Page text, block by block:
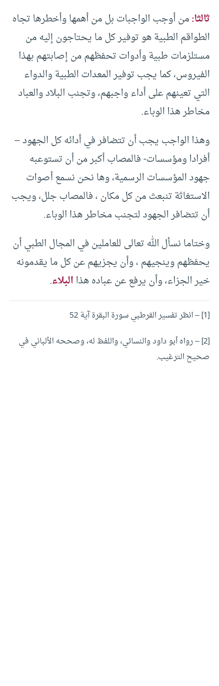
ثالثا:من أوجب الواجبات بل من أهمها وأخطرها تجاه
الطواقم الطبية هو توفير كل ما يحتاجون إليه من
مستلزمات طبية وأدوات تحفظهم من إصابتهم بهذا
الفيروس، كما يجب توفير المعدات الطبية والدواء
التي تعينهم على أداء واجبهم، وتجنب البلاد والعباد
مخاطر هذا الوباء.
وهذا الواجب يجب أن تتضافر في أدائه كل الجهود –
أفرادا ومؤسسات- فالمصاب أكبر من أن تستوعبه
جهود المؤسسات الرسمية، وها نحن نسمع أصوات
الاستغاثة تنبعث من كل مكان ، فالمصاب جلل، ويجب
أن تتضافر الجهود لتجنب مخاطر هذا الوباء.
وختاما نسأل الله تعالى للعاملين في المجال الطبي أن
يحفظهم وينجيهم ، وأن يجزيهم عن كل ما يقدمونه
خير الجزاء، وأن يرفع عن عباده هذاالبلاء.
[1] – انظر تفسير القرطبي سورة البقرة آية 52
[2] – رواه أبو داود والنسائي، واللفظ له، وصححه الألباني في
صحيح الترغيب.